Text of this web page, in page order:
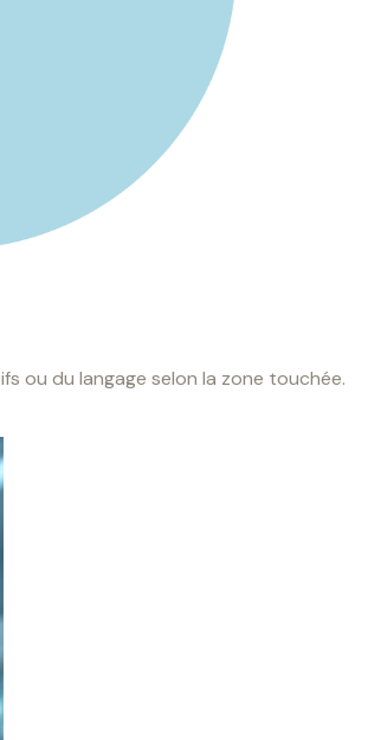
ou du langage selon la zone touchée.